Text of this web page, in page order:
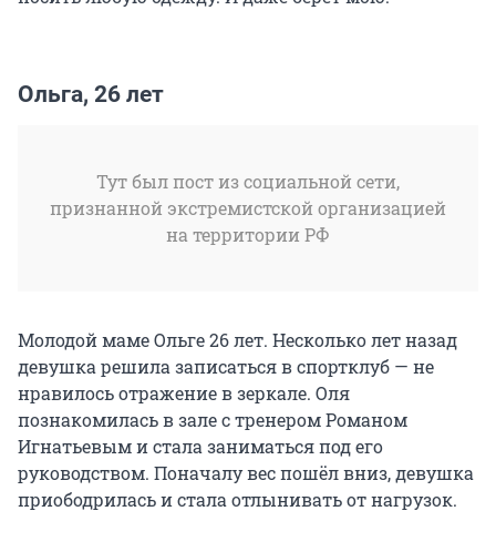
Ольга, 26 лет
Тут был пост из социальной сети,
признанной экстремистской организацией
на территории РФ
Молодой маме Ольге 26 лет. Несколько лет назад
девушка решила записаться в спортклуб — не
нравилось отражение в зеркале. Оля
познакомилась в зале с тренером Романом
Игнатьевым и стала заниматься под его
руководством. Поначалу вес пошёл вниз, девушка
приободрилась и стала отлынивать от нагрузок.